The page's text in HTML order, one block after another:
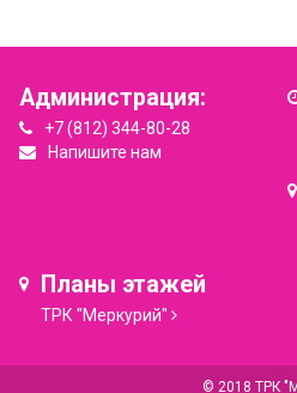
Администрация:
+7 (812) 344-80-28
Напишите нам
Планы этажей
ТРК "Меркурий"
© 2018 ТРК